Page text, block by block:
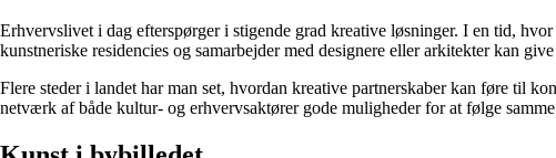
Erhvervslivet i dag efterspørger i stigende grad kreative løsninger. I en tid,
kunstneriske residencies og samarbejder med designere eller arkitekter kan
Flere steder i landet har man set, hvordan kreative partnerskaber kan føre til
netværk af både kultur- og erhvervsaktører gode muligheder for at følge